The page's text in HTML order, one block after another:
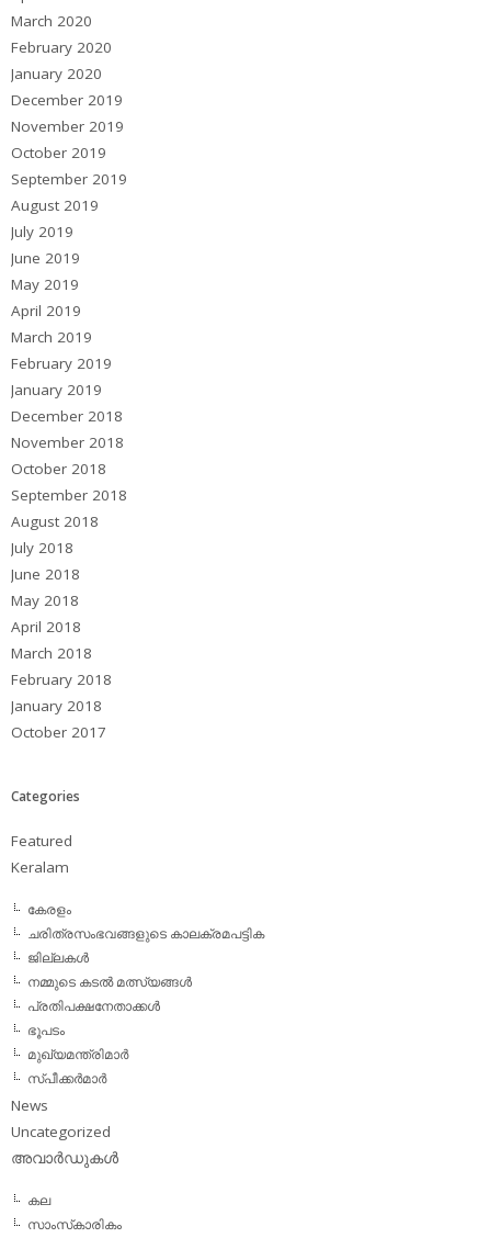
March 2020
February 2020
January 2020
December 2019
November 2019
October 2019
September 2019
August 2019
July 2019
June 2019
May 2019
April 2019
March 2019
February 2019
January 2019
December 2018
November 2018
October 2018
September 2018
August 2018
July 2018
June 2018
May 2018
April 2018
March 2018
February 2018
January 2018
October 2017
Categories
Featured
Keralam
കേരളം
ചരിത്രസംഭവങ്ങളുടെ കാലക്രമപട്ടിക
ജില്ലകള്‍
നമ്മുടെ കടല്‍ മത്സ്യങ്ങള്‍
പ്രതിപക്ഷനേതാക്കള്‍
ഭൂപടം
മുഖ്യമന്ത്രിമാര്‍
സ്പീക്കര്‍മാര്‍
News
Uncategorized
അവാര്‍ഡുകള്‍
കല
സാംസ്‌കാരികം